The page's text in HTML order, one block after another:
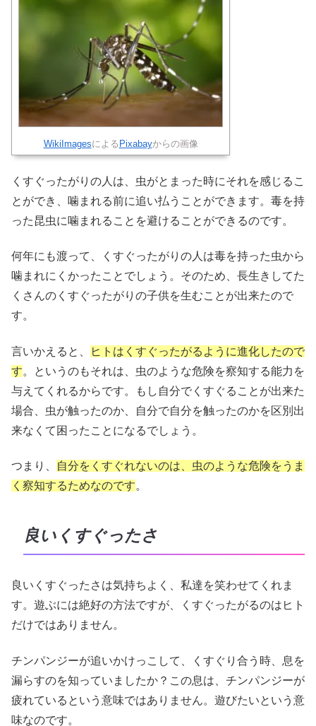
WikiImagesによる Pixabayからの画像
くすぐったがりの人は、虫がとまった時にそれを感じるこ
とができ、噛まれる前に追い払うことができます。毒を持
った昆虫に噛まれることを避けることができるのです。
何年にも渡って、くすぐったがりの人は毒を持った虫から
噛まれにくかったことでしょう。そのため、長生きしてた
くさんのくすぐったがりの子供を生むことが出来たので
す。
言いかえると、
ヒトはくすぐったがるように進化したので
す。というのもそれは、虫のような危険を察知する能力を
与えてくれるからです。もし自分でくすぐることが出来た
場合、虫が触ったのか、自分で自分を触ったのかを区別出
来なくて困ったことになるでしょう。
つまり、
自分をくすぐれないのは、虫のような危険をうま
く察知するためなのです。
良いくすぐったさ
良いくすぐったさは気持ちよく、私達を笑わせてくれま
す。遊ぶには絶好の方法ですが、くすぐったがるのはヒト
だけではありません。
チンパンジーが追いかけっこして、くすぐり合う時、息を
漏らすのを知っていましたか？この息は、チンパンジーが
疲れているという意味ではありません。遊びたいという意
味なのです。